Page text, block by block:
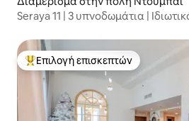
Seraya 11 | 3 υπνοδωμάτια |
Κορυφαία επιλογή επισκεπτών
Επιλογή επισκεπτών